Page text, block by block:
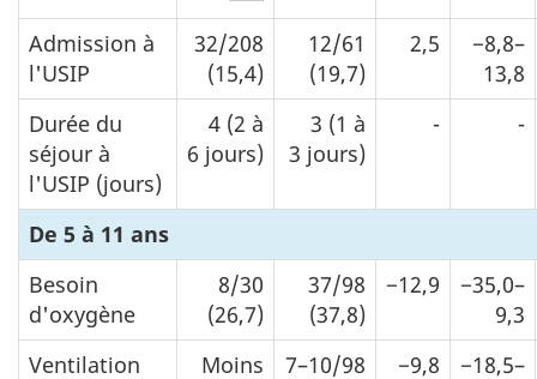
Admission à
l'USIP
32/208
(15,4)
12/61
(19,7)
2,5
−8,8–
13,8
Durée du
séjour à
l'USIP (jours)
4 (2 à
6 jours)
3 (1 à
3 jours)
- -
De 5 à 11 ans
Besoin
d'oxygène
8/30
(26,7)
37/98
(37,8)
−12,9
−35,0–
9,3
Ventilation
Moins
7–10/98
−9,8
−18,5–